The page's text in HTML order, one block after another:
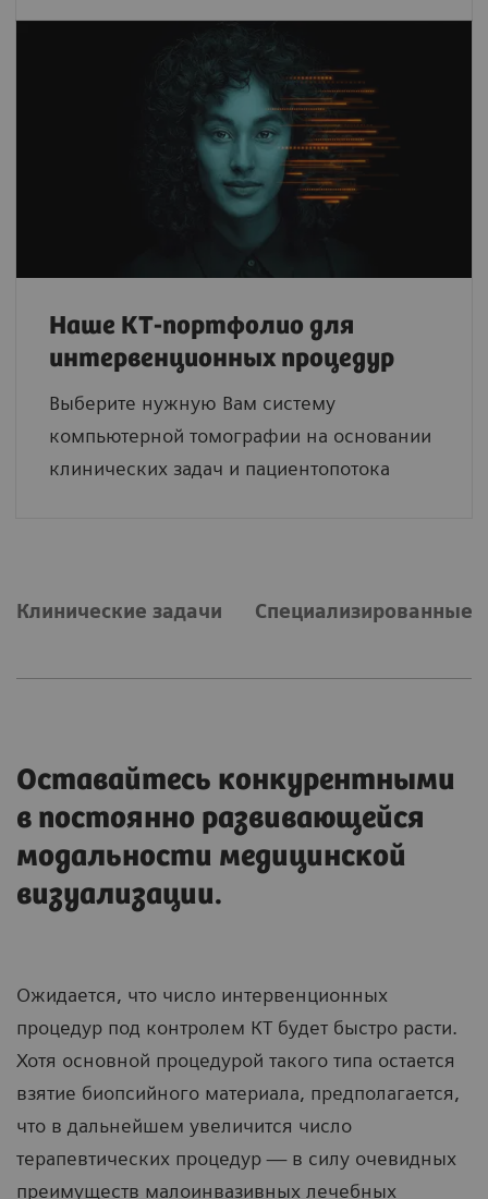
Наше КТ-портфолио для
интервенционных процедур
Выберите нужную Вам систему
компьютерной томографии на основании
клинических задач и пациентопотока
Клинические задачи Специализированные
Оставайтесь конкурентными
в постоянно развивающейся
модальности медицинской
визуализации.
Ожидается, что число интервенционных
процедур под контролем КТ будет быстро расти.
Хотя основной процедурой такого типа остается
взятие биопсийного материала, предполагается,
что в дальнейшем увеличится число
терапевтических процедур — в силу очевидных
преимуществ малоинвазивных лечебных